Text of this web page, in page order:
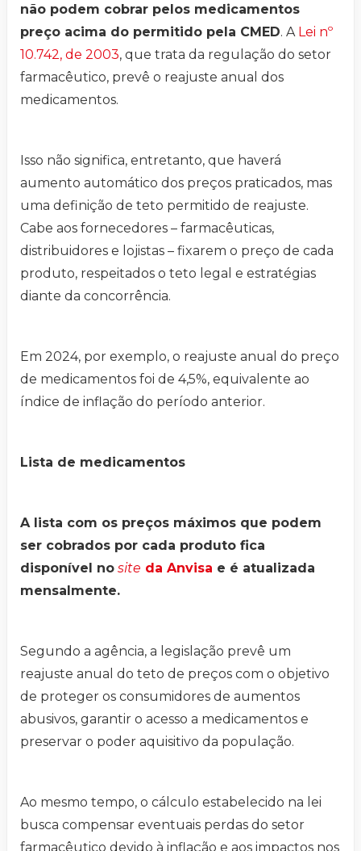
não podem cobrar pelos medicamentos
preço acima do permitido pela CMED. A Lei nº
10.742, de 2003, que trata da regulação do setor
farmacêutico, prevê o reajuste anual dos
medicamentos.
Isso não significa, entretanto, que haverá
aumento automático dos preços praticados, mas
uma definição de teto permitido de reajuste.
Cabe aos fornecedores – farmacêuticas,
distribuidores e lojistas – fixarem o preço de cada
produto, respeitados o teto legal e estratégias
diante da concorrência.
Em 2024, por exemplo, o reajuste anual do preço
de medicamentos foi de 4,5%, equivalente ao
índice de inflação do período anterior.
Lista de medicamentos
A lista com os preços máximos que podem
ser cobrados por cada produto fica
disponível no site da Anvisa e é atualizada
mensalmente.
Segundo a agência, a legislação prevê um
reajuste anual do teto de preços com o objetivo
de proteger os consumidores de aumentos
abusivos, garantir o acesso a medicamentos e
preservar o poder aquisitivo da população.
Ao mesmo tempo, o cálculo estabelecido na lei
busca compensar eventuais perdas do setor
farmacêutico devido à inflação e aos impactos nos